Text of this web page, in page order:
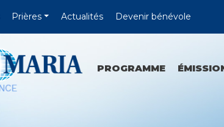
Prières Actualités Devenir bénévole
PROGRAMME